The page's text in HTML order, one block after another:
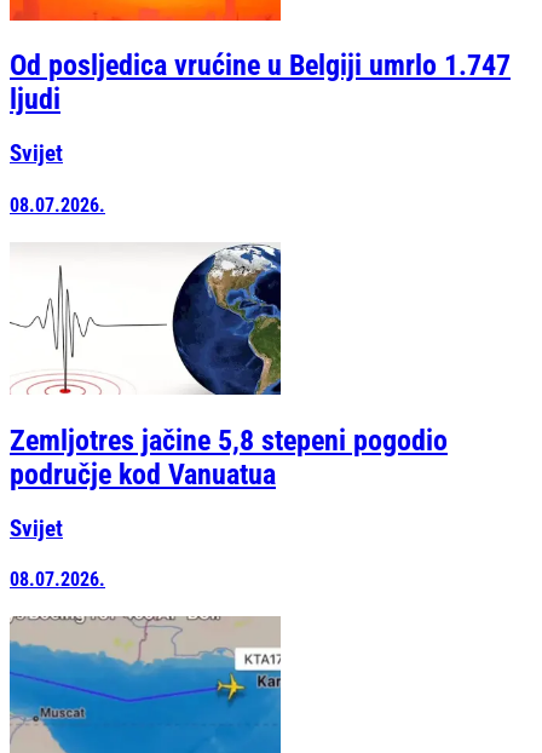
Od posljedica vrućine u Belgiji umrlo 1.747
ljudi
Svijet
08.07.2026.
Zemljotres jačine 5,8 stepeni pogodio
područje kod Vanuatua
Svijet
08.07.2026.